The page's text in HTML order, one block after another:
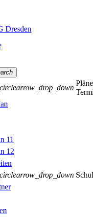
Dresden
arrow_drop_down
11
12
arrow_drop_down